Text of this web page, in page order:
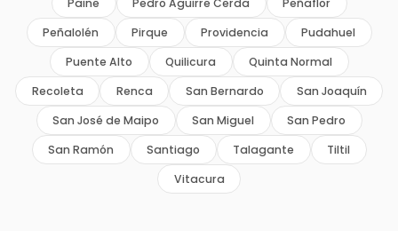
Peñalolén
Pirque Providencia
Pudahuel
Puente Alto
Quilicura
Quinta Normal
Recoleta
Renca San Bernardo
San Joaquín
San José de Maipo
San Miguel
San Pedro
San Ramón
Santiago Talagante
Tiltil
Vitacura